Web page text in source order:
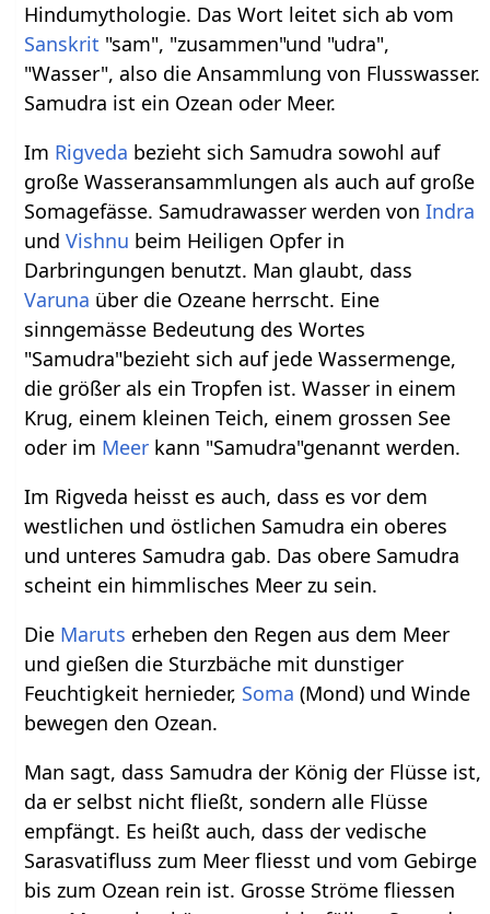
Hindumythologie. Das Wort leitet sich ab vom
Sanskrit "sam", "zusammen"und "udra",
"Wasser", also die Ansammlung von Flusswasser.
Samudra ist ein Ozean oder Meer.
Im Rigveda bezieht sich Samudra sowohl auf
große Wasseransammlungen als auch auf große
Somagefässe. Samudrawasser werden vonIndra
undVishnu beim Heiligen Opfer in
Darbringungen benutzt. Man glaubt, dass
Varuna über die Ozeane herrscht. Eine
sinngemässe Bedeutung des Wortes
"Samudra"bezieht sich auf jede Wassermenge,
die größer als ein Tropfen ist. Wasser in einem
Krug, einem kleinen Teich, einem grossen See
oder im Meer kann "Samudra"genannt werden.
Im Rigveda heisst es auch, dass es vor dem
westlichen und östlichen Samudra ein oberes
und unteres Samudra gab. Das obere Samudra
scheint ein himmlisches Meer zu sein.
Die Maruts erheben den Regen aus dem Meer
und gießen die Sturzbäche mit dunstiger
Feuchtigkeit hernieder, Soma (Mond) und Winde
bewegen den Ozean.
Man sagt, dass Samudra der König der Flüsse ist,
da er selbst nicht fließt, sondern alle Flüsse
empfängt. Es heißt auch, dass der vedische
Sarasvatifluss zum Meer fliesst und vom Gebirge
bis zum Ozean rein ist. Grosse Ströme fliessen